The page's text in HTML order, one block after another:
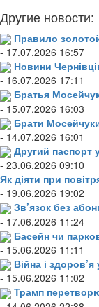
Другие новости:
Правило
- 17.07.2026 16:57
Новини
- 16.07.2026 17:11
Братья
- 15.07.2026 16:03
Брати
- 14.07.2026 16:01
Другий паспорт
- 23.06.2026 09:10
Як діяти при
- 19.06.2026 19:02
Зв’язок без
- 17.06.2026 11:24
Басейн чи
- 15.06.2026 11:11
Війна і
- 15.06.2026 11:02
Трамп